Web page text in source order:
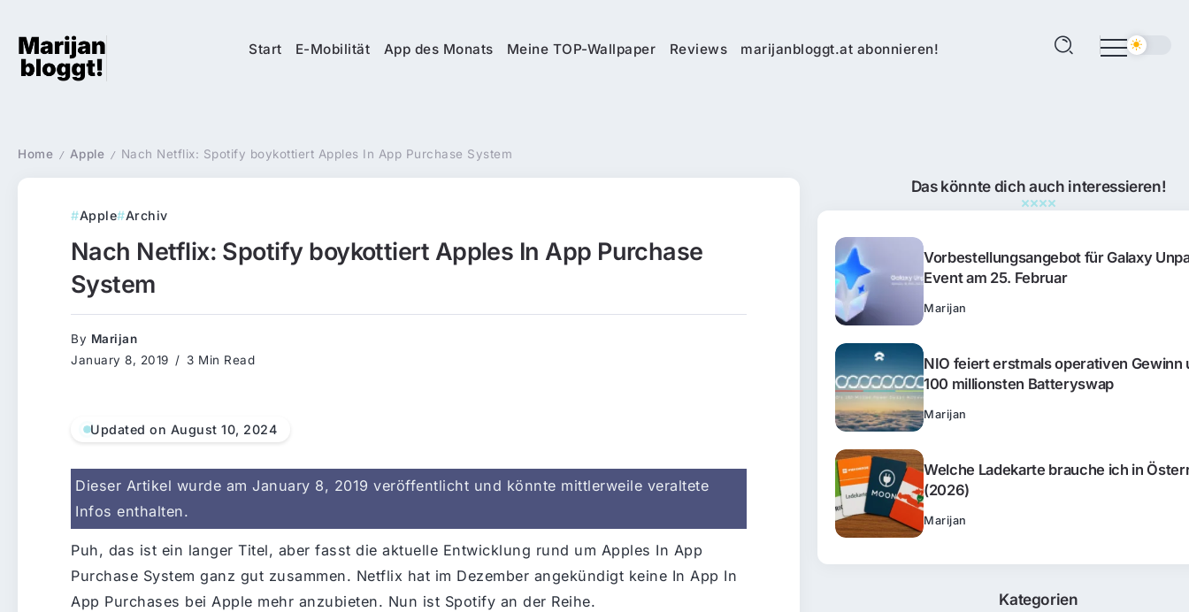
Start E-Mobilität App des Monats Meine TOP-Wallpaper Reviews marijanbloggt.at abonnieren!
Home / Apple / Nach Netflix: Spotify boykottiert Apples In App Purchase System
Apple Archiv
Nach Netflix: Spotify boykottiert Apples In App Purchase
System
By Marijan
January 8, 2019
3 Min Read
Updated on August 10, 2024
Dieser Artikel wurde am January 8, 2019 veröffentlicht und könnte mittlerweile veraltete
Infos enthalten.
Puh, das ist ein langer Titel, aber fasst die aktuelle Entwicklung rund um Apples In App
Purchase System ganz gut zusammen. Netflix hat im Dezember angekündigt keine In App In
App Purchases bei Apple mehr anzubieten. Nun ist Spotify an der Reihe.
Das könnte dich auch interessieren!
Vorbestellungsangebot für Galaxy
Event am 25. Februar
Marijan
NIO feiert erstmals operativen Gewinn
100 millionsten Batteryswap
Marijan
Welche Ladekarte brauche ich in
(2026)
Marijan
Kategorien